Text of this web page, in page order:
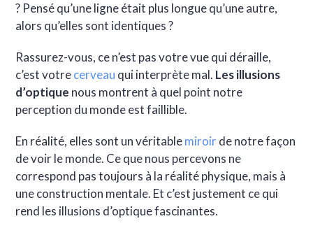
? Pensé qu’une ligne était plus longue qu’une autre,
alors qu’elles sont identiques ?
Rassurez-vous, ce n’est pas votre vue qui déraille,
c’est votrecerveau qui interprète mal. Les illusions
d’optique nous montrent à quel point notre
perception du monde est faillible.
En réalité, elles sont un véritablemiroirde notre façon
de voir le monde. Ce que nous percevons ne
correspond pas toujours à la réalité physique, mais à
une construction mentale. Et c’est justement ce qui
rend les illusions d’optique fascinantes.